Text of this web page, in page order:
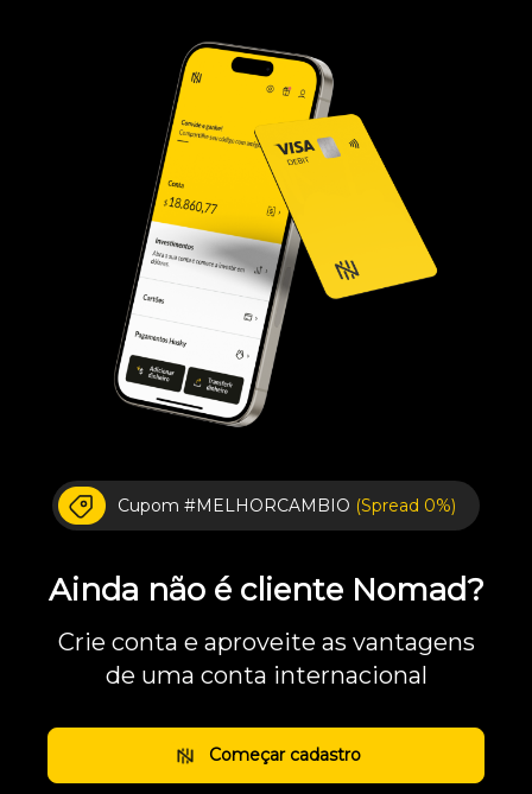
Cupom #MELHORCAMBIO (Spread 0%)
Ainda não é cliente Nomad?
Crie conta e aproveite as vantagens
de uma conta internacional
Começar cadastro